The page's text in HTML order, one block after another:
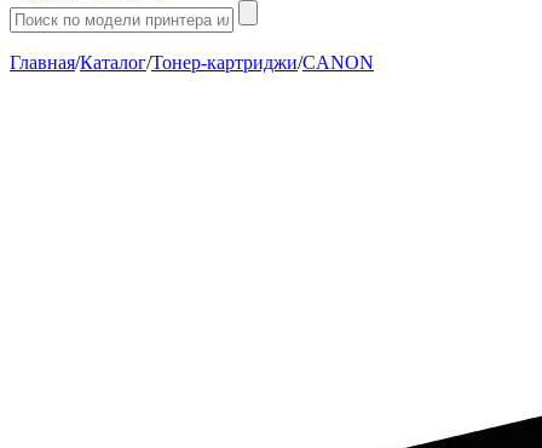
Главная/Каталог/Тонер-картриджи/CANON